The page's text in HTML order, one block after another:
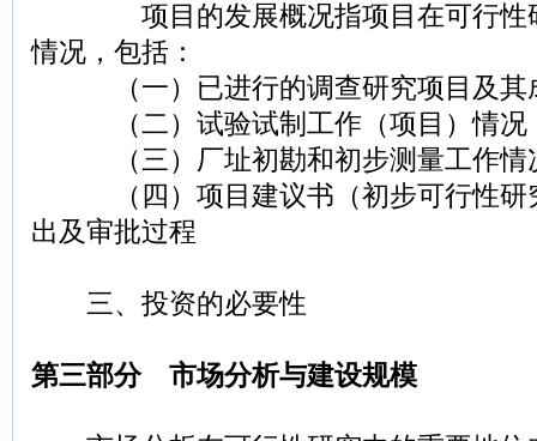
项目的发展概况指项目在可行性研
情况，包括：
（一）已进行的调查研究项目及其
（二）试验试制工作（项目）情况
（三）厂址初勘和初步测量工作情
（四）项目建议书（初步可行性研
出及审批过程
三、投资的必要性
第三部分 市场分析与建设规模